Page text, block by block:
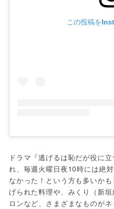
この投稿を
ドラマ『逃げるは恥だが役に
れ、毎週火曜日夜10時には絶
なかった！という方も多いか
げられた料理や、みくり（新
ロンなど、さまざまなものが